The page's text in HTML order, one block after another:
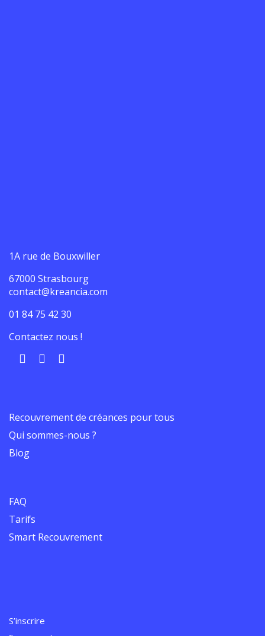
1A rue de Bouxwiller
67000 Strasbourg
contact@kreancia.com
01 84 75 42 30
Contactez nous !
Recouvrement de créances pour tous
Qui sommes-nous ?
Blog
FAQ
Tarifs
Smart Recouvrement
S’inscrire